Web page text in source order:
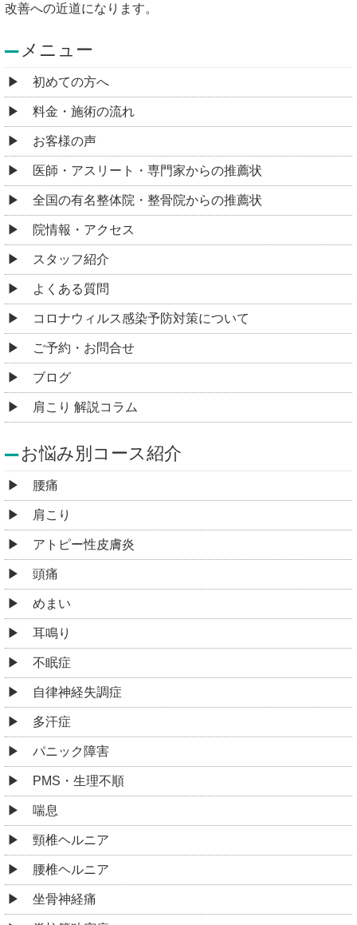
改善への近道になります。
メニュー
初めての方へ
料金・施術の流れ
お客様の声
医師・アスリート・専門家からの推薦状
全国の有名整体院・整骨院からの推薦状
院情報・アクセス
スタッフ紹介
よくある質問
コロナウィルス感染予防対策について
ご予約・お問合せ
ブログ
肩こり 解説コラム
お悩み別コース紹介
腰痛
肩こり
アトピー性皮膚炎
頭痛
めまい
耳鳴り
不眠症
自律神経失調症
多汗症
パニック障害
PMS・生理不順
喘息
頸椎ヘルニア
腰椎ヘルニア
坐骨神経痛